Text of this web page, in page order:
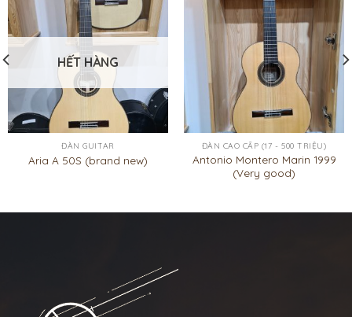
HẾT HÀNG
ĐÀN GUITAR
Aria A 50S (brand new)
ĐÀN CAO CẤP (17 - 500 TRIỆU)
Antonio Montero Marin 1999
(Very good)